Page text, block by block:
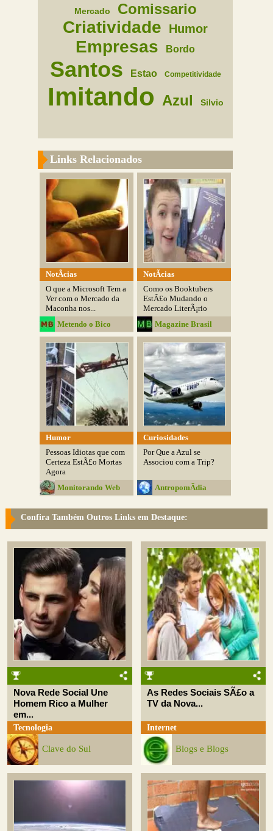
Mercado Comissario
Criatividade Humor
Empresas Bordo
Santos Estao Competitividade
Imitando Azul Silvio
Links Relacionados
NotÃ­cias
O que a Microsoft Tem a
Ver com o Mercado da
Maconha nos...
Metendo o Bico
NotÃ­cias
Como os Booktubers
EstÃ£o Mudando o
Mercado LiterÃ¡rio
Magazine Brasil
Humor
Pessoas Idiotas que com
Certeza EstÃ£o Mortas
Agora
Monitorando Web
Curiosidades
Por Que a Azul se
Associou com a Trip?
AntropomÃ­dia
Confira Também Outros Links em Destaque:
Nova Rede Social Une
Homem Rico a Mulher
em...
Tecnologia
Clave do Sul
As Redes Sociais SÃ£o a
TV da Nova...
Internet
Blogs e Blogs